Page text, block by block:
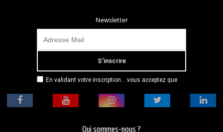
Newsletter
En validant votre inscription... vous acceptez que
adresse email dans le but de vous envoyer
mensuellement sa lettre d’informations. Pour plus
politique de confidentialité.
Qui sommes-nous ?